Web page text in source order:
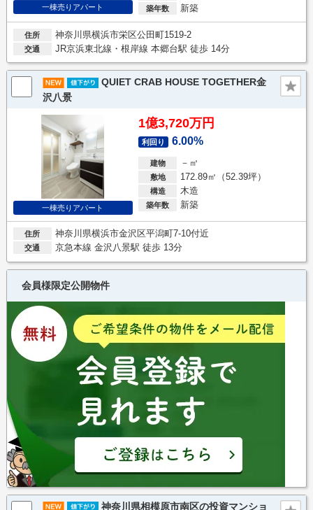
一棟売りアパート 築年数 新築
住所 神奈川県横浜市栄区公田町1519-2
交通 JR京浜東北線・根岸線 本郷台駅 徒歩 14分
QUIET CRAB HOUSE TOGETHER金
沢八景
一棟売りアパート
1億3,720万円
利回り 6.00%
建物 －㎡
敷地 172.89㎡（52.39坪）
構造 木造
築年数 新築
住所 神奈川県横浜市金沢区平潟町7-10付近
交通 京急本線 金沢八景駅 徒歩 13分
会員様限定公開物件
神奈川県相模原市南区の投資マンショ